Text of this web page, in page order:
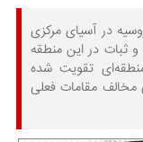
در آسیای مرکزی
ثبات در این منطقه
تقویت شده
مخالف مقامات فعلی